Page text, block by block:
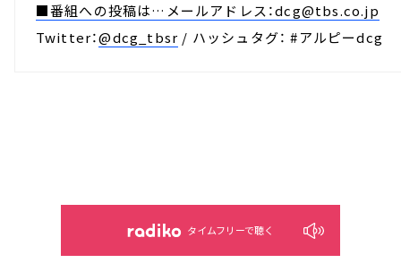
■番組への投稿は…メールアドレス：dcg@tbs.co.jp
Twitter：@dcg_tbsr / ハッシュタグ： #アルピーdcg
タイムフリーで聴く